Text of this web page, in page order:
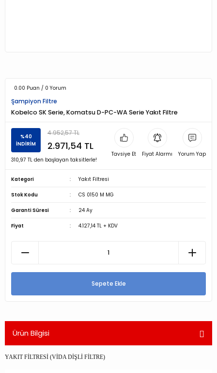
0.00 Puan / 0 Yorum
Şampiyon Filtre
Kobelco SK Serie, Komatsu D-PC-WA Serie Yakıt Filtre
%40
İNDİRİM
4.952,57 TL
2.971,54 TL
310,97 TL den başlayan taksitlerle!
Tavsiye Et Fiyat Alarmı Yorum Yap
Kategori Yakıt Filtresi
Stok Kodu CS 0150 M MG
Garanti Süresi 24 Ay
Fiyat 4.127,14 TL + KDV
Sepete Ekle
Ürün Bilgisi
YAKIT FİLTRESİ (VİDA DİŞLİ FİLTRE)